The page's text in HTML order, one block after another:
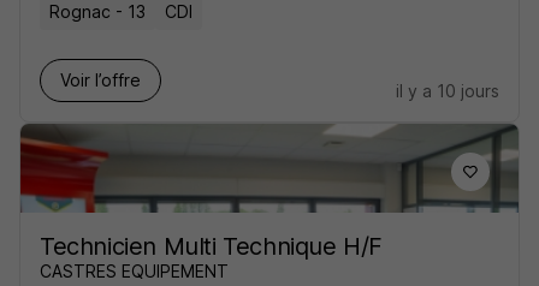
Rognac - 13 CDI
Voir l’offre
il y a 10 jours
Technicien Multi Technique H/F
CASTRES EQUIPEMENT